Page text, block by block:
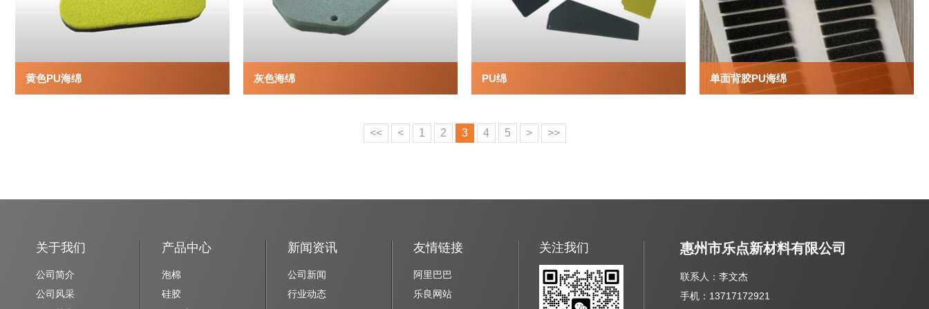
黄色PU海绵 灰色海绵 PU绵 单面背胶PU海绵
<< < 1 2 3 4 5 > >>
关于我们
公司简介
公司风采
产品中心
泡棉
硅胶
新闻资讯
公司新闻
行业动态
友情链接
阿里巴巴
乐良网站
关注我们 惠州市乐点新材料有限公司
联系人：李文杰
手机：13717172921